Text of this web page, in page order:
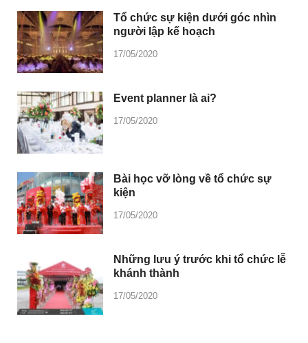
Tổ chức sự kiện dưới góc nhìn
người lập kế hoạch
17/05/2020
Event planner là ai?
17/05/2020
Bài học vỡ lòng về tổ chức sự
kiện
17/05/2020
Những lưu ý trước khi tổ chức lễ
khánh thành
17/05/2020